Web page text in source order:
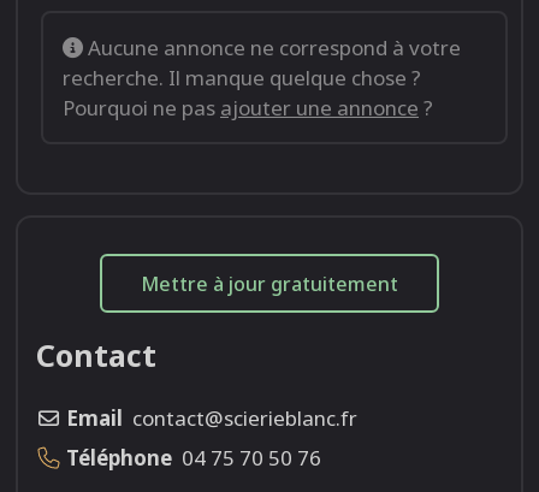
Aucune annonce ne correspond à votre
recherche. Il manque quelque chose ?
Pourquoi ne pas ajouter une annonce ?
Mettre à jour gratuitement
Contact
Email contact@scierieblanc.fr
Téléphone 04 75 70 50 76